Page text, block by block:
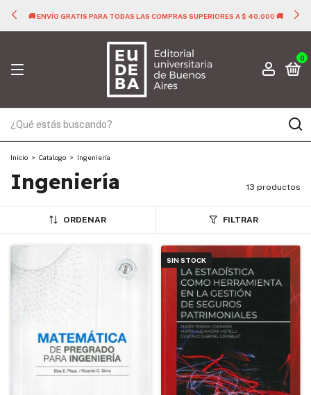
🚚 ENVÍO GRATIS PARA TODAS LAS COMPRAS SUPERIORES A $ 40.000 🚚
0
Inicio > Catalogo > Ingeniería
Ingeniería 13 productos
ORDENAR FILTRAR
SIN STOCK